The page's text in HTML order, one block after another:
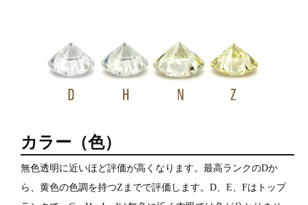
カラー（色）
無色透明に近いほど評価が高くなります。最高ランクのDか
ら、黄色の色調を持つZまでで評価します。D、E、Fはトップ